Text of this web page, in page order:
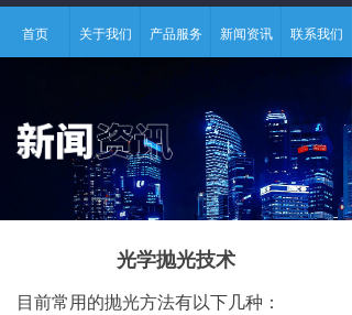
首页 关于我们 产品服务 新闻资讯 联系我们
光学抛光技术
目前常用的抛光方法有以下几种：